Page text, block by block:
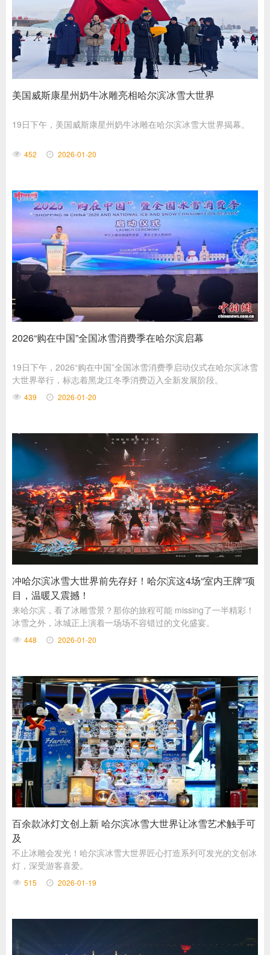
美国威斯康星州奶牛冰雕亮相哈尔滨冰雪大世界
19日下午，美国威斯康星州奶牛冰雕在哈尔滨冰雪大世界揭幕。
452 2026-01-20
2026“购在中国”全国冰雪消费季在哈尔滨启幕
19日下午，2026“购在中国”全国冰雪消费季启动仪式在哈尔滨冰雪
大世界举行，标志着黑龙江冬季消费迈入全新发展阶段。
439 2026-01-20
冲哈尔滨冰雪大世界前先存好！哈尔滨这4场“室内王牌”项
目，温暖又震撼！
来哈尔滨，看了冰雕雪景？那你的旅程可能 missing了一半精彩！
冰雪之外，冰城正上演着一场场不容错过的文化盛宴。
448 2026-01-20
百余款冰灯文创上新 哈尔滨冰雪大世界让冰雪艺术触手可
及
不止冰雕会发光！哈尔滨冰雪大世界匠心打造系列可发光的文创冰
灯，深受游客喜爱。
515 2026-01-19